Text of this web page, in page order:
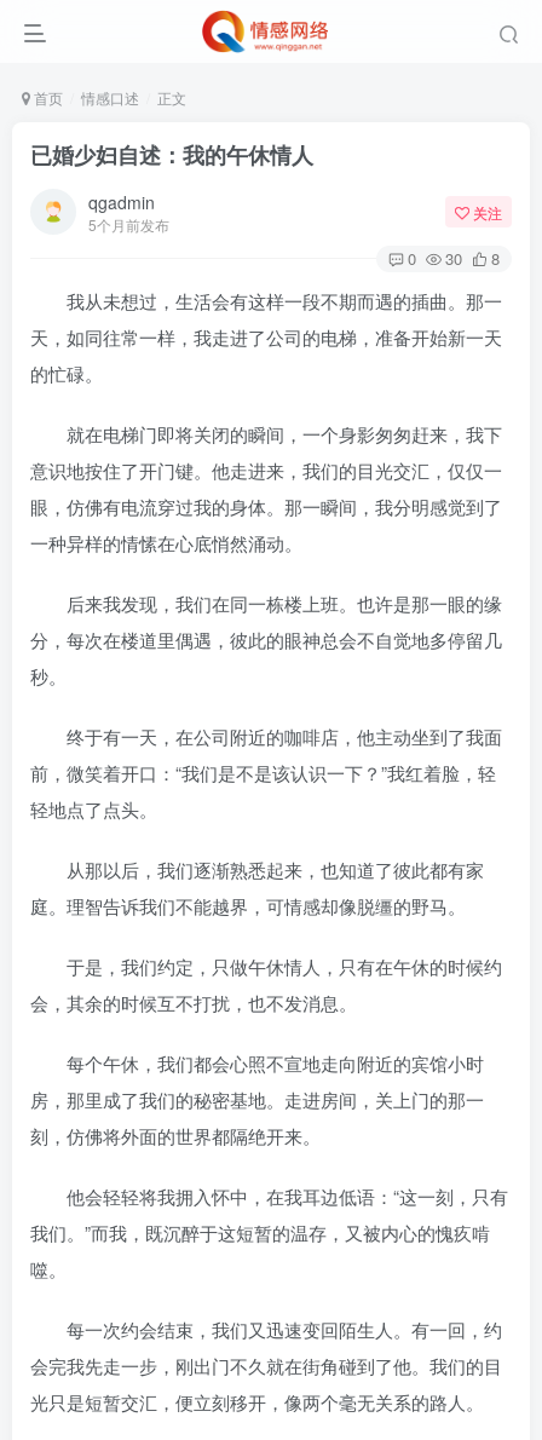
首页 情感口述 正文
已婚少妇自述：我的午休情人
qgadmin
5个月前发布
关注
0 30 8
我从未想过，生活会有这样一段不期而遇的插曲。那一
天，如同往常一样，我走进了公司的电梯，准备开始新一天
的忙碌。
就在电梯门即将关闭的瞬间，一个身影匆匆赶来，我下
意识地按住了开门键。他走进来，我们的目光交汇，仅仅一
眼，仿佛有电流穿过我的身体。那一瞬间，我分明感觉到了
一种异样的情愫在心底悄然涌动。
后来我发现，我们在同一栋楼上班。也许是那一眼的缘
分，每次在楼道里偶遇，彼此的眼神总会不自觉地多停留几
秒。
终于有一天，在公司附近的咖啡店，他主动坐到了我面
前，微笑着开口：“我们是不是该认识一下？”我红着脸，轻
轻地点了点头。
从那以后，我们逐渐熟悉起来，也知道了彼此都有家
庭。理智告诉我们不能越界，可情感却像脱缰的野马。
于是，我们约定，只做午休情人，只有在午休的时候约
会，其余的时候互不打扰，也不发消息。
每个午休，我们都会心照不宣地走向附近的宾馆小时
房，那里成了我们的秘密基地。走进房间，关上门的那一
刻，仿佛将外面的世界都隔绝开来。
他会轻轻将我拥入怀中，在我耳边低语：“这一刻，只有
我们。”而我，既沉醉于这短暂的温存，又被内心的愧疚啃
噬。
每一次约会结束，我们又迅速变回陌生人。有一回，约
会完我先走一步，刚出门不久就在街角碰到了他。我们的目
光只是短暂交汇，便立刻移开，像两个毫无关系的路人。